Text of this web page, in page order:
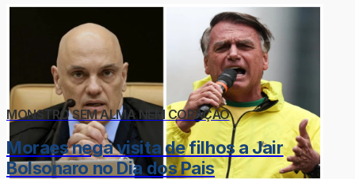
MONSTRO SEM ALMA NEM CORAÇÃO
Moraes nega visita de filhos a Jair
Bolsonaro no Dia dos Pais